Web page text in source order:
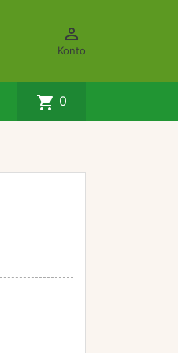

Konto
shopping_cart 0